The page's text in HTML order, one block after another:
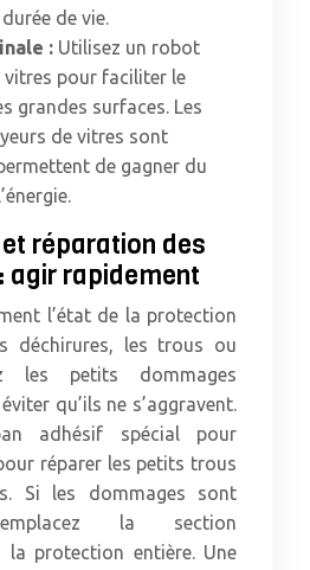
de vie.
: Utilisez un robot
vitres pour faciliter le
grandes surfaces. Les
de vitres sont
de gagner du
réparation des
agir rapidement
l’état de la protection
déchirures, les trous ou
les petits dommages
qu’ils ne s’aggravent.
adhésif spécial pour
réparer les petits trous
Si les dommages sont
la section
la protection entière. Une